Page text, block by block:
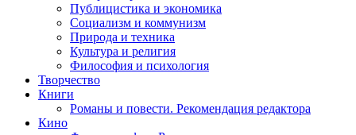
Публицистика и экономика
Социализм и коммунизм
Природа и техника
Культура и религия
Философия и психология
Творчество
Книги
Романы и повести. Рекомендация редактора
Кино